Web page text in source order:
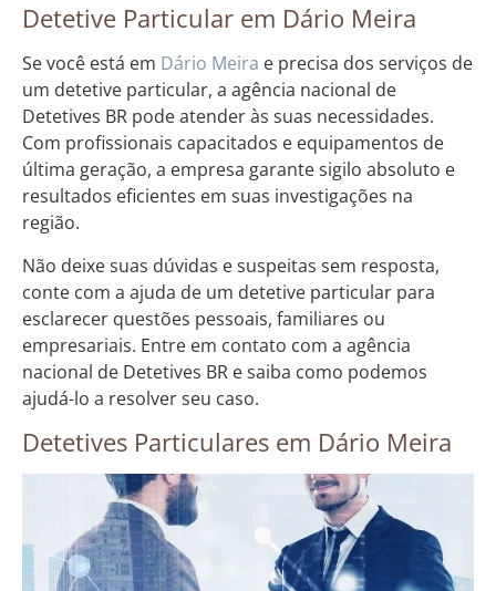
Detetive Particular em Dário Meira
Se você está em Dário Meira e precisa dos serviços de
um detetive particular, a agência nacional de
Detetives BR pode atender às suas necessidades.
Com profissionais capacitados e equipamentos de
última geração, a empresa garante sigilo absoluto e
resultados eficientes em suas investigações na
região.
Não deixe suas dúvidas e suspeitas sem resposta,
conte com a ajuda de um detetive particular para
esclarecer questões pessoais, familiares ou
empresariais. Entre em contato com a agência
nacional de Detetives BR e saiba como podemos
ajudá-lo a resolver seu caso.
Detetives Particulares em Dário Meira